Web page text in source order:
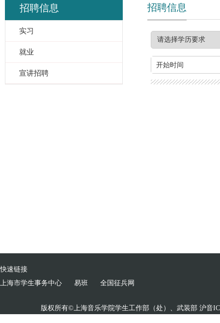
招聘信息
实习
就业
宣讲招聘
招聘信息
快速链接
上海市学生事务中心
易班 全国征兵网
版权所有©上海音乐学院学生工作部（处）、武装部 沪音